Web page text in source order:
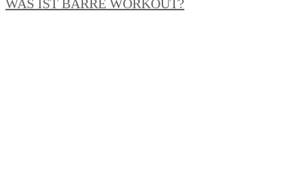
WAS IST BARRE WORKOUT?